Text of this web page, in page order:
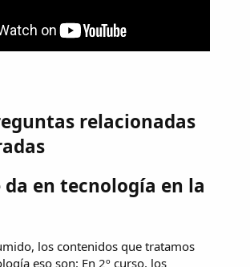
relacionadas
da en tecnología en la
los contenidos que tratamos
eso son: En 2º curso, los